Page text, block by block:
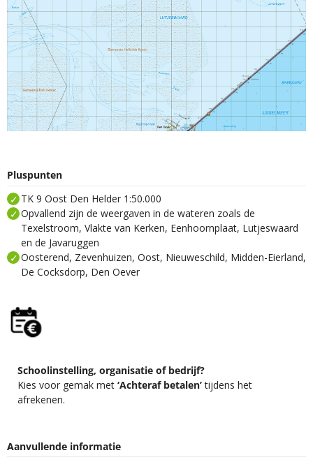
Pluspunten
TK 9 Oost Den Helder 1:50.000
Opvallend zijn de weergaven in de wateren zoals de
Texelstroom, Vlakte van Kerken, Eenhoornplaat, Lutjeswaard
en de Javaruggen
Oosterend, Zevenhuizen, Oost, Nieuweschild, Midden-Eierland,
De Cocksdorp, Den Oever
Schoolinstelling, organisatie of bedrijf?
Kies voor gemak met ‘Achteraf betalen’tijdens het
afrekenen.
Aanvullende informatie